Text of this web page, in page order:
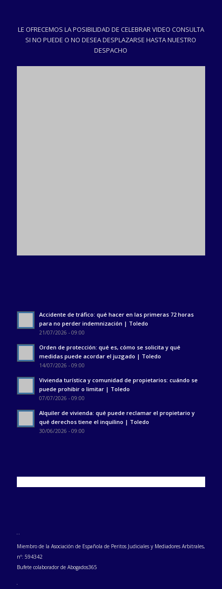
LE OFRECEMOS LA POSIBILIDAD DE CELEBRAR VIDEO CONSULTA
SI NO PUEDE O NO DESEA DESPLAZARSE HASTA NUESTRO
DESPACHO
Accidente de tráfico: qué hacer en las primeras 72 horas
para no perder indemnización | Toledo
21/07/2026 - 09:00
Orden de protección: qué es, cómo se solicita y qué
medidas puede acordar el juzgado | Toledo
14/07/2026 - 09:00
Vivienda turística y comunidad de propietarios: cuándo se
puede prohibir o limitar | Toledo
07/07/2026 - 09:00
Alquiler de vivienda: qué puede reclamar el propietario y
qué derechos tiene el inquilino | Toledo
30/06/2026 - 09:00
Miembro de la Asociación de Española de Peritos Judiciales y Mediadores Arbitrales,
nº: 594342
Bufete colaborador de Abogados365